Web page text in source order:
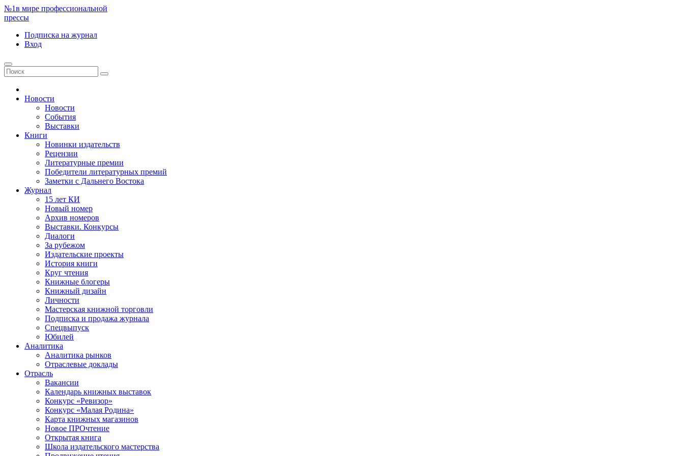
№1в мире профессиональной
прессы
Подписка на журнал
Вход
Новости
Новости
События
Выставки
Книги
Новинки издательств
Рецензии
Литературные премии
Победители литературных премий
Заметки с Дальнего Востока
Журнал
15 лет КИ
Новый номер
Архив номеров
Выставки. Конкурсы
Диалоги
За рубежом
Издательские проекты
История книги
Круг чтения
Книжные блогеры
Книжный дизайн
Личности
Мастерская книжной торговли
Подписка и продажа журнала
Спецвыпуск
Юбилей
Аналитика
Аналитика рынков
Отраслевые доклады
Отрасль
Вакансии
Календарь книжных выставок
Конкурс «Ревизор»
Конкурс «Малая Родина»
Карта книжных магазинов
Новое ПРОчтение
Открытая книга
Школа издательского мастерства